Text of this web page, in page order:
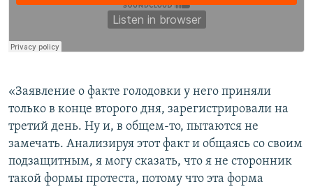
«Заявление о факте голодовки у него приняли
только в конце второго дня, зарегистрировали на
третий день. Ну и, в общем-то, пытаются не
замечать. Анализируя этот факт и общаясь со своим
подзащитным, я могу сказать, что я не сторонник
такой формы протеста, потому что эта форма